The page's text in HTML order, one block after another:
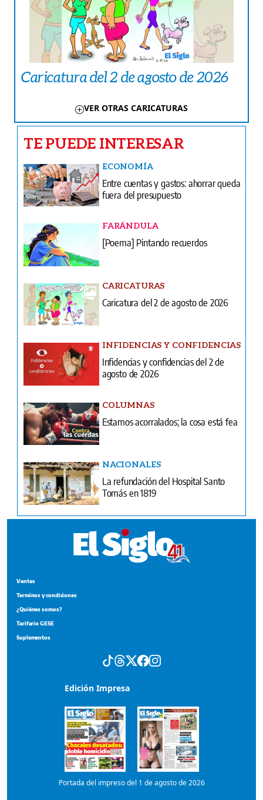
Caricatura del 2 de agosto de 2026
VER OTRAS CARICATURAS
TE PUEDE INTERESAR
ECONOMÍA
Entre cuentas y gastos: ahorrar queda
fuera del presupuesto
FARÁNDULA
[Poema] Pintando recuerdos
CARICATURAS
Caricatura del 2 de agosto de 2026
INFIDENCIAS Y CONFIDENCIAS
Infidencias y confidencias del 2 de
agosto de 2026
COLUMNAS
Estamos acorralados; la cosa está fea
NACIONALES
La refundación del Hospital Santo
Tomás en 1819
Ventas
Terminos y condiciones
¿Quiénes somos?
Tarifario GESE
Suplementos
Edición Impresa
Portada del impreso del 1 de agosto de 2026